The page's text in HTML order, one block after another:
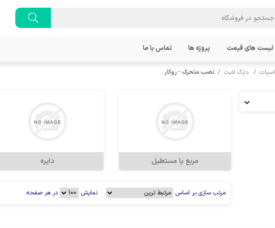
لیست های قیمت پروژه ها تماس با ما
اسپات دارک لایت نصب متحرک - روکار
مربع یا مستطیل دایره
مرتب سازی بر اساس نمایش در هر صفحه